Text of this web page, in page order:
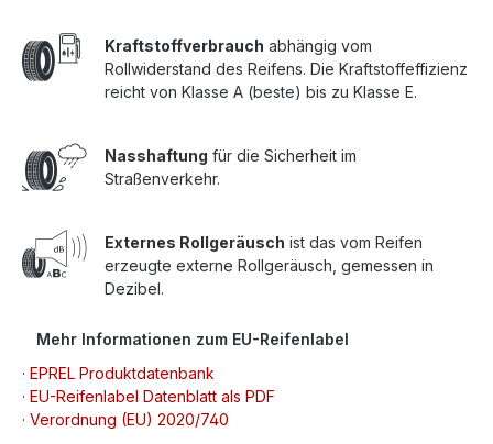
Kraftstoffverbrauch abhängig vom
Rollwiderstand des Reifens. Die Kraftstoffeffizienz
reicht von Klasse A (beste) bis zu Klasse E.
Nasshaftung für die Sicherheit im
Straßenverkehr.
Externes Rollgeräusch ist das vom Reifen
erzeugte externe Rollgeräusch, gemessen in
Dezibel.
Mehr Informationen zum EU-Reifenlabel
· EPREL Produktdatenbank
· EU-Reifenlabel Datenblatt als PDF
· Verordnung (EU) 2020/740